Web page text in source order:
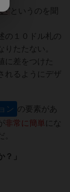
” というのを聞
の１０ドル札の
たたない。
差をつけた
れるようにデザ
ン の要素があ
非常に簡単 にな
。
」